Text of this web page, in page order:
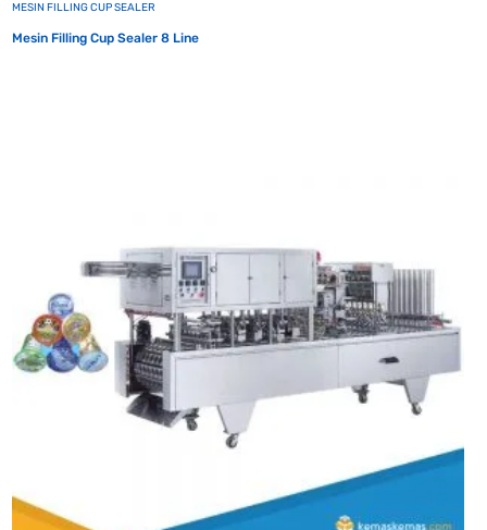
MESIN FILLING CUP SEALER
Mesin Filling Cup Sealer 8 Line